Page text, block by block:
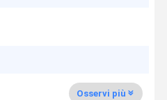
Osservi più